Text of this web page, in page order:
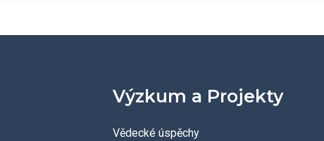
Výzkum a Projekty
Vědecké úspěchy